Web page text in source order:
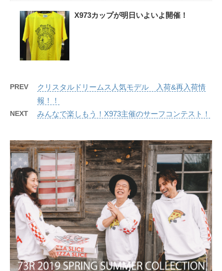
X973カップが明日いよいよ開催！
PREV
クリスタルドリームス人気モデル 入荷&再入荷情
報！！
NEXT みんなで楽しもう！X973主催のサーフコンテスト！